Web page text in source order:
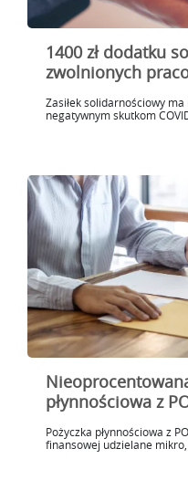
1400 zł dodatku
zwolnionych
Zasiłek solidarnościowy
negatywnym skutkom
płynnościowa z
Pożyczka płynnościowa z
finansowej udzielane mikro,